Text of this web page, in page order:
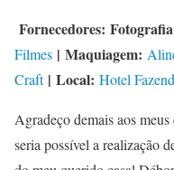
Fornecedores:
Filmes | Maquiagem:
Craft| Local: Hotel
Agradeço demais aos
seria possível a realização